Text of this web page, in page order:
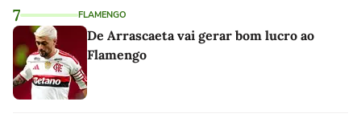
7 FLAMENGO
De Arrascaeta vai gerar bom lucro ao
Flamengo